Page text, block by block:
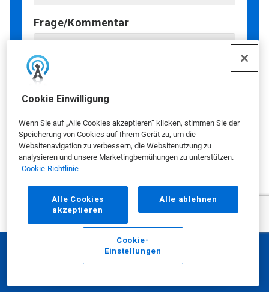
Cookie Einwilligung
Wenn Sie auf „Alle Cookies akzeptieren“ klicken, stimmen Sie der
Speicherung von Cookies auf Ihrem Gerät zu, um die
Websitenavigation zu verbessern, die Websitenutzung zu
analysieren und unsere Marketingbemühungen zu unterstützen.
Cookie-Richtlinie
Alle Cookies
akzeptieren
Alle ablehnen
Cookie-
Einstellungen
Frage/Kommentar
Sind Sie damit einverstanden,
Marketingangebote, Updates und
andere Informationen von Ecolab zu
erhalten?
Ich bin damit einverstanden, E-Mails von
Ecolab zu erhalten
Indem Sie auf „Ja“ klicken, akzeptieren Sie,
dass Ihnen Ecolab per E-Mail
Marketingangebote, Updates und andere
Informationen sendet. Wenn Sie die
Marketingmitteilungen erhalten wollen, können
E-Mail Anrufen